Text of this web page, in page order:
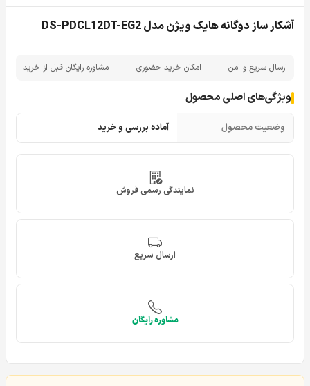
آشکار ساز دوگانه هایک ویژن مدل DS-PDCL12DT-EG2
ارسال سریع و امن امکان خرید حضوری مشاوره رایگان قبل از خرید
ویژگی‌های اصلی محصول
وضعیت محصول آماده بررسی و خرید
نمایندگی رسمی فروش
ارسال سریع
مشاوره رایگان